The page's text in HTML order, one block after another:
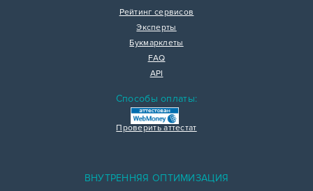
Рейтинг сервисов
Эксперты
Букмарклеты
FAQ
API
Способы оплаты:
Проверить аттестат
ВНУТРЕННЯЯ ОПТИМИЗАЦИЯ